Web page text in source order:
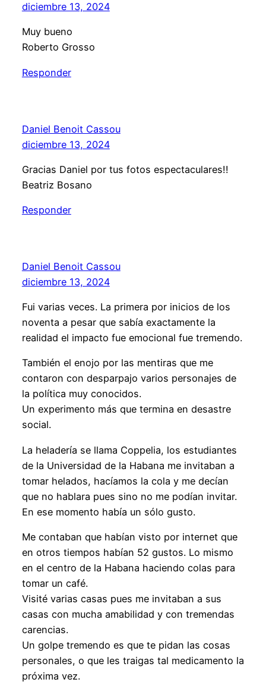
diciembre 13, 2024
Muy bueno
Roberto Grosso
Responder
Daniel Benoit Cassou
diciembre 13, 2024
Gracias Daniel por tus fotos espectaculares!!
Beatriz Bosano
Responder
Daniel Benoit Cassou
diciembre 13, 2024
Fui varias veces. La primera por inicios de los
noventa a pesar que sabía exactamente la
realidad el impacto fue emocional fue tremendo.
También el enojo por las mentiras que me
contaron con desparpajo varios personajes de
la política muy conocidos.
Un experimento más que termina en desastre
social.
La heladería se llama Coppelia, los estudiantes
de la Universidad de la Habana me invitaban a
tomar helados, hacíamos la cola y me decían
que no hablara pues sino no me podían invitar.
En ese momento había un sólo gusto.
Me contaban que habían visto por internet que
en otros tiempos habían 52 gustos. Lo mismo
en el centro de la Habana haciendo colas para
tomar un café.
Visité varias casas pues me invitaban a sus
casas con mucha amabilidad y con tremendas
carencias.
Un golpe tremendo es que te pidan las cosas
personales, o que les traigas tal medicamento la
próxima vez.